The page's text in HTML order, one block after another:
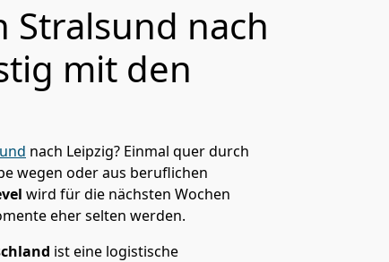
Stralsund nach
mit den
nach Leipzig? Einmal quer durch
wegen oder aus beruflichen
wird für die nächsten Wochen
eher selten werden.
ist eine logistische